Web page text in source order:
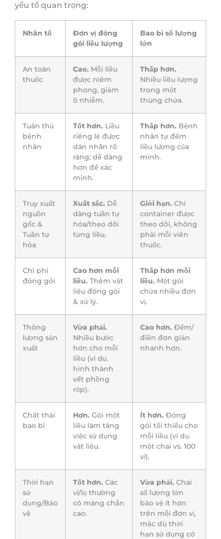
yếu tố quan trọng:
Nhân tố
Đơn vị đóng
gói liều lượng
Bao bì số lượng
lớn
An toàn
thuốc
Cao. Mỗi liều
được niêm
phong, giảm
ô nhiễm.
Thấp hơn.
Nhiều liều lượng
trong một
thùng chứa.
Tuân thủ
bệnh
nhân
Tốt hơn. Liều
riêng lẻ được
dán nhãn rõ
ràng; dễ dàng
hơn để xác
minh.
Thấp hơn. Bệnh
nhân tự đếm
liều lượng của
mình.
Truy xuất
nguồn
gốc &
Tuần tự
hóa
Xuất sắc. Dễ
dàng tuần tự
hóa/theo dõi
từng liều.
Giới hạn. Chỉ
container được
theo dõi, không
phải mỗi viên
thuốc.
Chi phí
đóng gói
Cao hơn mỗi
liều. Thêm vật
liệu đóng gói
& xử lý.
Thấp hơn mỗi
liều. Một gói
chứa nhiều đơn
vị.
Thông
lượng sản
xuất
Vừa phải.
Nhiều bước
hơn cho mỗi
liều (ví dụ.
hình thành
vết phồng
rộp).
Cao hơn. Đếm/
điền đơn giản
nhanh hơn.
Chất thải
bao bì
Hơn. Gói một
liều làm tăng
việc sử dụng
vật liệu.
Ít hơn. Đóng
gói tối thiểu cho
mỗi liều (ví dụ.
một chai vs. 100
vỉ).
Thời hạn
sử
dụng/Bảo
vệ
Tốt hơn. Các
vỉ/lọ thường
có màng chắn
cao.
Vừa phải. Chai
số lượng lớn
bảo vệ ít hơn
trên mỗi đơn vị,
mặc dù thời
hạn sử dụng có